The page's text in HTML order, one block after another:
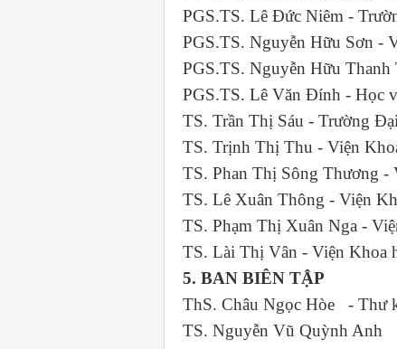
PGS.TS. Lê Đức Niêm -
PGS.TS. Nguyễn Hữu Sơn -
PGS.TS. Nguyễn Hữu Thanh
PGS.TS. Lê Văn Đính -
TS. Trần Thị Sáu -
TS. Trịnh Thị Thu - Viện
TS. Phan Thị Sông Thương
TS. Lê Xuân Thông - Viện
TS. Phạm Thị Xuân Nga -
TS. Lài Thị Vân - Viện Khoa
5. BAN BIÊN TẬP
ThS. Châu Ngọc Hòe - Thư
TS. Nguyễn Vũ Quỳnh Anh